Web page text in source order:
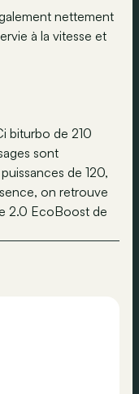
nettement
à la vitesse et
biturbo de 210
sont
de 120,
on retrouve
2.0 EcoBoost de